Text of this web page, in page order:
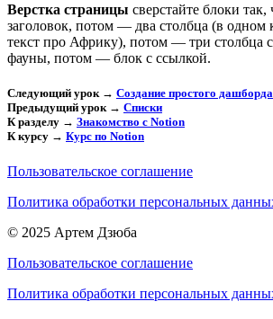
Верстка страницы сверстайте блоки
заголовок, потом — два столбца (в одном
текст про Африку), потом — три столбца
фауны, потом — блок с ссылкой.
Следующий урок → Создание простого дашборда
Предыдущий урок → Списки
К разделу → Знакомство с Notion
К курсу → Курс по Notion
Пользовательское соглашение
Политика обработки персональных
© 2025 Артем Дзюба
Пользовательское соглашение
Политика обработки персональных